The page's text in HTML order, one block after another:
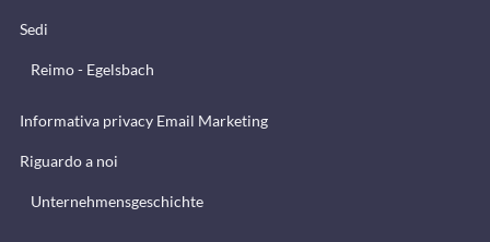
Sedi
Reimo - Egelsbach
Informativa privacy Email Marketing
Riguardo a noi
Unternehmensgeschichte